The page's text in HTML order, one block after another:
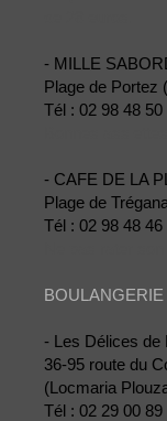
- MILLE
Plage de Portez
Tél : 02 98 48 50
- CAFE DE LA
Plage de
Tél : 02 98 48 46
- Les Délices de
36-95 route du
(Locmaria
Tél : 02 29 00 89